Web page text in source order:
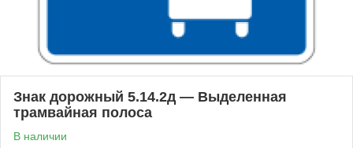
Знак дорожный 5.14.2д — Выделенная
трамвайная полоса
В наличии